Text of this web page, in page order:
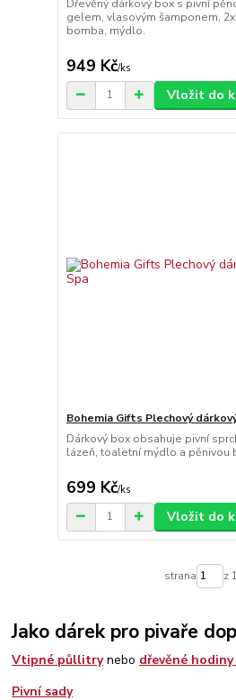
Dřevěný dárkový box s pivní
gelem, vlasovým šamponem,
bomba, mýdlo.
949 Kč/ks
Vložit do
Bohemia Gifts Plechový
Dárkový box obsahuje pivní
lázeň, toaletní mýdlo a pěnivou
699 Kč/ks
Vložit do
strana z 1
Jako dárek pro pivaře
Vtipné půllitrynebo dřevěné
Pivní sady